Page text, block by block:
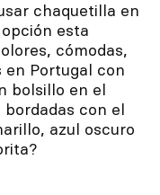
chaquetilla en
esta
cómodas,
Portugal con
bolsillo en el
con el
azul oscuro